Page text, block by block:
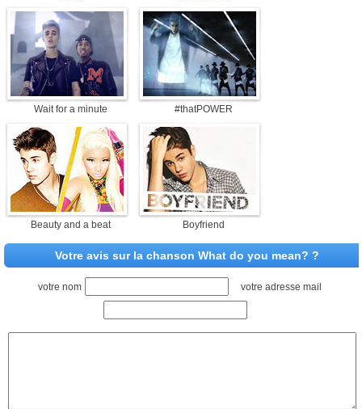
Wait for a minute #thatPOWER
Beauty and a beat Boyfriend
Votre avis sur la chanson What do you mean? ?
votre nom votre adresse mail